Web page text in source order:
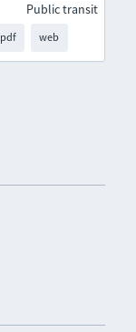
pdf web
Public transit